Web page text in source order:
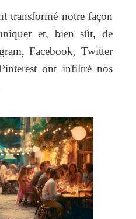
transformé notre façon
et, bien sûr, de
Facebook, Twitter
ont infiltré nos